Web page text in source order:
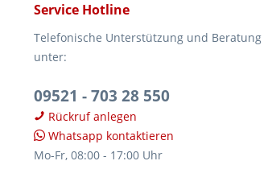
Service Hotline
Telefonische Unterstützung und Beratung
unter:
09521 - 703 28 550
Rückruf anlegen
Whatsapp kontaktieren
Mo-Fr, 08:00 - 17:00 Uhr